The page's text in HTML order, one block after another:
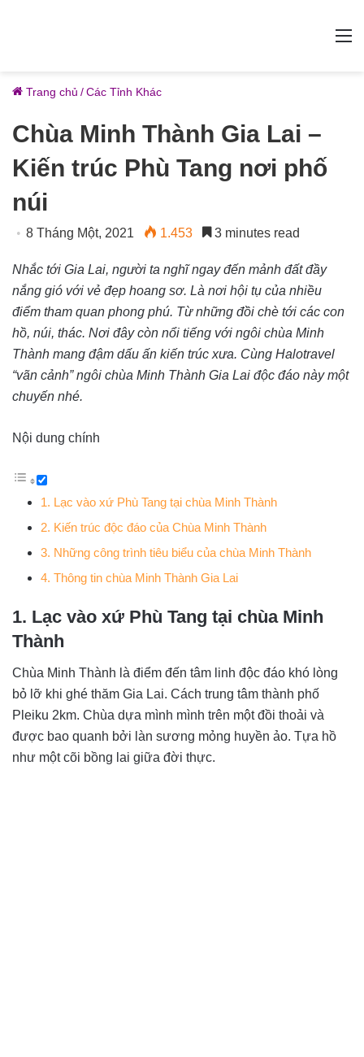
Trang chủ /Các Tỉnh Khác
Chùa Minh Thành Gia Lai –
Kiến trúc Phù Tang nơi phố
núi
8 Tháng Một, 2021 1.453 3 minutes read
Nhắc tới Gia Lai, người ta nghĩ ngay đến mảnh đất đầy
nắng gió với vẻ đẹp hoang sơ. Là nơi hội tụ của nhiều
điểm tham quan phong phú. Từ những đồi chè tới các con
hồ, núi, thác. Nơi đây còn nổi tiếng với ngôi chùa Minh
Thành mang đậm dấu ấn kiến trúc xưa. Cùng Halotravel
“vãn cảnh” ngôi chùa Minh Thành Gia Lai độc đáo này một
chuyến nhé.
Nội dung chính
1. Lạc vào xứ Phù Tang tại chùa Minh Thành
2. Kiến trúc độc đáo của Chùa Minh Thành
3. Những công trình tiêu biểu của chùa Minh Thành
4. Thông tin chùa Minh Thành Gia Lai
1. Lạc vào xứ Phù Tang tại chùa Minh
Thành
Chùa Minh Thành là điểm đến tâm linh độc đáo khó lòng
bỏ lỡ khi ghé thăm Gia Lai. Cách trung tâm thành phố
Pleiku 2km. Chùa dựa mình mình trên một đồi thoải và
được bao quanh bởi làn sương mỏng huyền ảo. Tựa hồ
như một cõi bồng lai giữa đời thực.